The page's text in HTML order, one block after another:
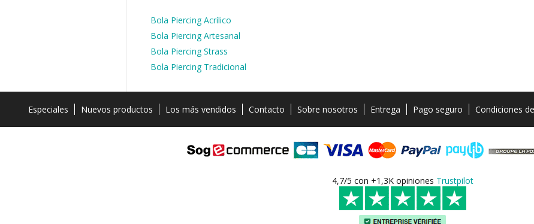
Bola Piercing Acrílico
Bola Piercing Artesanal
Bola Piercing Strass
Bola Piercing Tradicional
Especiales Nuevos productos Los más vendidos Contacto Sobre nosotros Entrega Pago seguro Condiciones
4,7/5 con +1,3K opiniones Trustpilot